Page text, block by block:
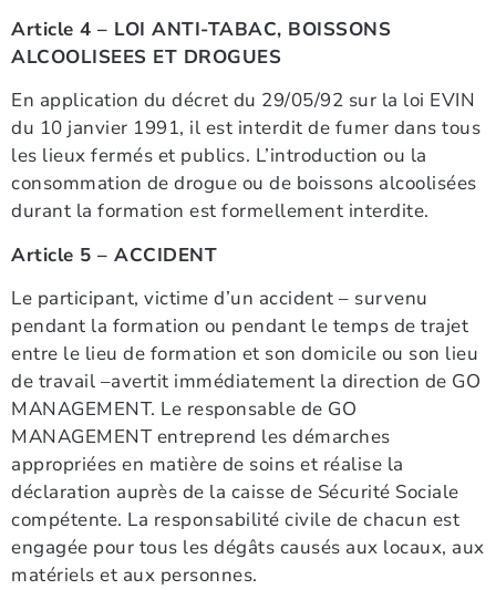
Article 4 – LOI ANTI-TABAC, BOISSONS
ALCOOLISEES ET DROGUES
En application du décret du 29/05/92 sur la loi EVIN
du 10 janvier 1991, il est interdit de fumer dans tous
les lieux fermés et publics. L’introduction ou la
consommation de drogue ou de boissons alcoolisées
durant la formation est formellement interdite.
Article 5 – ACCIDENT
Le participant, victime d’un accident – survenu
pendant la formation ou pendant le temps de trajet
entre le lieu de formation et son domicile ou son lieu
de travail –avertit immédiatement la direction de GO
MANAGEMENT. Le responsable de GO
MANAGEMENT entreprend les démarches
appropriées en matière de soins et réalise la
déclaration auprès de la caisse de Sécurité Sociale
compétente. La responsabilité civile de chacun est
engagée pour tous les dégâts causés aux locaux, aux
matériels et aux personnes.